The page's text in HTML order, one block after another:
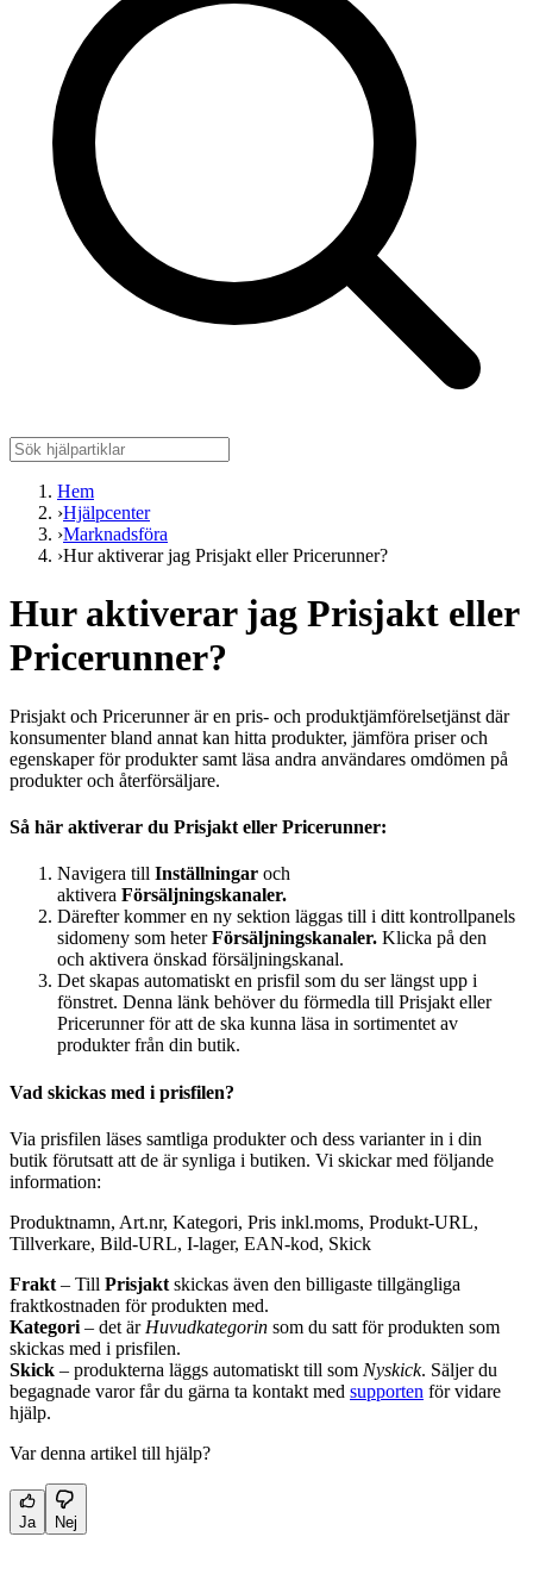
Hem
›Hjälpcenter
›Marknadsföra
›Hur aktiverar jag Prisjakt eller Pricerunner?
Hur aktiverar jag Prisjakt eller
Pricerunner?
Prisjakt och Pricerunner är en pris- och produktjämförelsetjänst där
konsumenter bland annat kan hitta produkter, jämföra priser och
egenskaper för produkter samt läsa andra användares omdömen på
produkter och återförsäljare.
Så här aktiverar du Prisjakt eller Pricerunner:
Navigera till Inställningar och
aktivera Försäljningskanaler.
Därefter kommer en ny sektion läggas till i ditt kontrollpanels
sidomeny som heterFörsäljningskanaler. Klicka på den
och aktivera önskad försäljningskanal.
Det skapas automatiskt en prisfil som du ser längst upp i
fönstret. Denna länk behöver du förmedla till Prisjakt eller
Pricerunner för att de ska kunna läsa in sortimentet av
produkter från din butik.
Vad skickas med i prisfilen?
Via prisfilen läses samtliga produkter och dess varianter in i din
butik förutsatt att de är synliga i butiken. Vi skickar med följande
information:
Produktnamn, Art.nr, Kategori, Pris inkl.moms, Produkt-URL,
Tillverkare, Bild-URL, I-lager, EAN-kod, Skick
Frakt – Till Prisjakt skickas även den billigaste tillgängliga
fraktkostnaden för produkten med.
Kategori – det är Huvudkategorin som du satt för produkten som
skickas med i prisfilen.
Skick – produkterna läggs automatiskt till som Nyskick. Säljer du
begagnade varor får du gärna ta kontakt med supporten för vidare
hjälp.
Var denna artikel till hjälp?
Ja Nej